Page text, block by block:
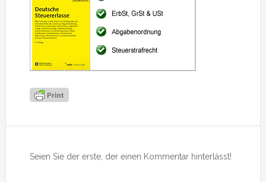
Interaktionen
Seien Sie der erste, der einen Kommentar hinterlässt!